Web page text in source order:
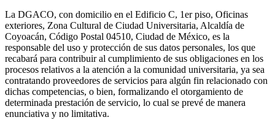
La DGACO, con domicilio en el Edificio C, 1er piso, Oficinas
exteriores, Zona Cultural de Ciudad Universitaria, Alcaldía de
Coyoacán, Código Postal 04510, Ciudad de México, es la
responsable del uso y protección de sus datos personales, los que
recabará para contribuir al cumplimiento de sus obligaciones en los
procesos relativos a la atención a la comunidad universitaria, ya sea
contratando proveedores de servicios para algún fin relacionado con
dichas competencias, o bien, formalizando el otorgamiento de
determinada prestación de servicio, lo cual se prevé de manera
enunciativa y no limitativa.